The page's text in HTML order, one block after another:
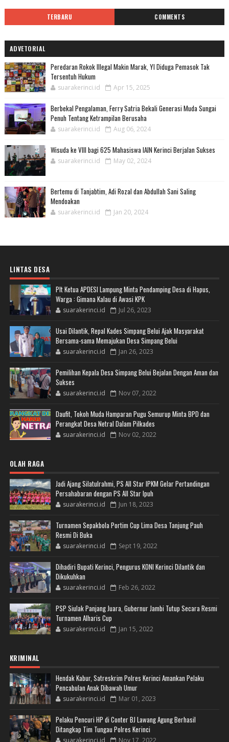
TERBARU COMMENTS
ADVETORIAL
Peredaran Rokok Illegal Makin Marak, YI Diduga Pemasok Tak
Tersentuh Hukum
suarakerinci.id Apr 15, 2025
Berbekal Pengalaman, Ferry Satria Bekali Generasi Muda Sungai
Penuh Tentang Ketrampilan Berusaha
suarakerinci.id Aug 06, 2024
Wisuda ke VIII bagi 625 Mahasiswa IAIN Kerinci Berjalan Sukses
suarakerinci.id May 02, 2024
Bertemu di Tanjabtim, Adi Rozal dan Abdullah Sani Saling
Mendoakan
suarakerinci.id Jan 20, 2024
LINTAS DESA
Plt Ketua APDESI Lampung Minta Pendamping Desa di Hapus,
Warga : Gimana Kalau di Awasi KPK
suarakerinci.id Jul 26, 2023
Usai Dilantik, Repal Kades Simpang Belui Ajak Masyarakat
Bersama-sama Memajukan Desa Simpang Belui
suarakerinci.id Jan 26, 2023
Pemilihan Kepala Desa Simpang Belui Bejalan Dengan Aman dan
Sukses
suarakerinci.id Nov 07, 2022
Daufit, Tokoh Muda Hamparan Pugu Semurup Minta BPD dan
Perangkat Desa Netral Dalam Pilkades
suarakerinci.id Nov 02, 2022
OLAH RAGA
Jadi Ajang Silatulrahmi, PS All Star IPKM Gelar Pertandingan
Persahabaran dengan PS All Star Ipuh
suarakerinci.id Jun 18, 2023
Turnamen Sepakbola Portim Cup Lima Desa Tanjung Pauh
Resmi Di Buka
suarakerinci.id Sept 19, 2022
Dihadiri Bupati Kerinci, Pengurus KONI Kerinci Dilantik dan
Dikukuhkan
suarakerinci.id Feb 26, 2022
PSP Siulak Panjang Juara, Gubernur Jambi Tutup Secara Resmi
Turnamen Alharis Cup
suarakerinci.id Jan 15, 2022
KRIMINAL
Hendak Kabur, Satreskrim Polres Kerinci Amankan Pelaku
Pencabulan Anak Dibawah Umur
suarakerinci.id Mar 01, 2023
Pelaku Pencuri HP di Conter BJ Lawang Agung Berhasil
Ditangkap Tim Tungau Polres Kerinci